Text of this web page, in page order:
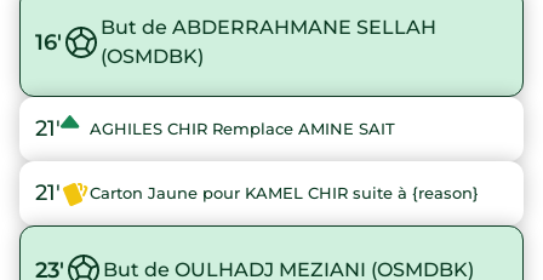
16'
But de ABDERRAHMANE SELLAH
(OSMDBK)
21' AGHILES CHIR Remplace AMINE SAIT
21' Carton Jaune pour KAMEL CHIR suite à {reason}
23' But de OULHADJ MEZIANI (OSMDBK)